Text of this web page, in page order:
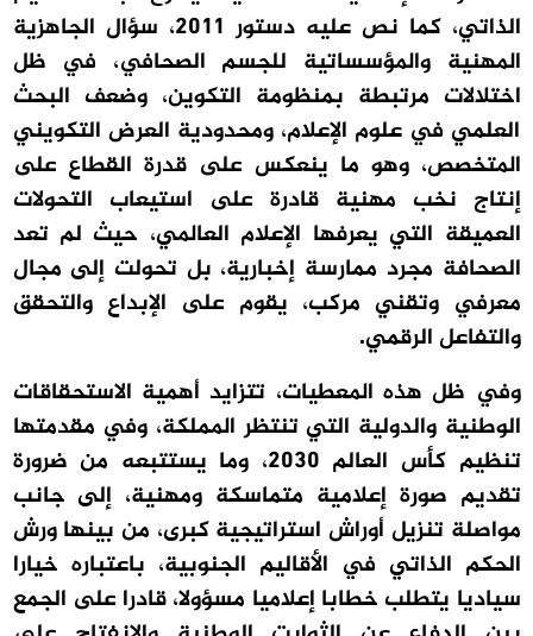
الذاتي، كما نص عليه دستور 2011، سؤال الجاهزية
المهنية والمؤسساتية للجسم الصحافي، في ظل
اختلالات مرتبطة بمنظومة التكوين، وضعف البحث
العلمي في علوم الإعلام، ومحدودية العرض التكويني
المتخصص، وهو ما ينعكس على قدرة القطاع على
إنتاج نخب مهنية قادرة على استيعاب التحولات
العميقة التي يعرفها الإعلام العالمي، حيث لم تعد
الصحافة مجرد ممارسة إخبارية، بل تحولت إلى مجال
معرفي وتقني مركب، يقوم على الإبداع والتحقق
والتفاعل الرقمي.
وفي ظل هذه المعطيات، تتزايد أهمية الاستحقاقات
الوطنية والدولية التي تنتظر المملكة، وفي مقدمتها
تنظيم كأس العالم 2030، وما يستتبعه من ضرورة
تقديم صورة إعلامية متماسكة ومهنية، إلى جانب
مواصلة تنزيل أوراش استراتيجية كبرى، من بينها ورش
الحكم الذاتي في الأقاليم الجنوبية، باعتباره خيارا
سياديا يتطلب خطابا إعلاميا مسؤولا، قادرا على الجمع